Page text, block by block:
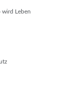
wird Leben